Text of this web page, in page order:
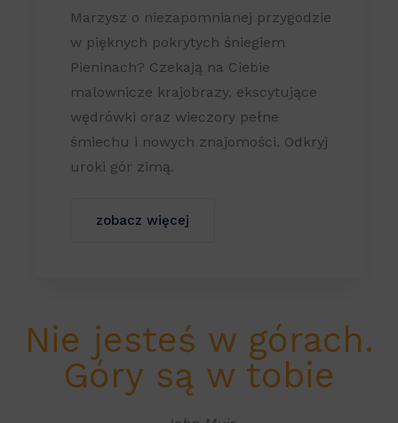
Marzysz o niezapomnianej przygodzie
w pięknych pokrytych śniegiem
Pieninach? Czekają na Ciebie
malownicze krajobrazy, ekscytujące
wędrówki oraz wieczory pełne
śmiechu i nowych znajomości. Odkryj
uroki gór zimą.
zobacz więcej
Nie jesteś w górach.
Góry są w tobie